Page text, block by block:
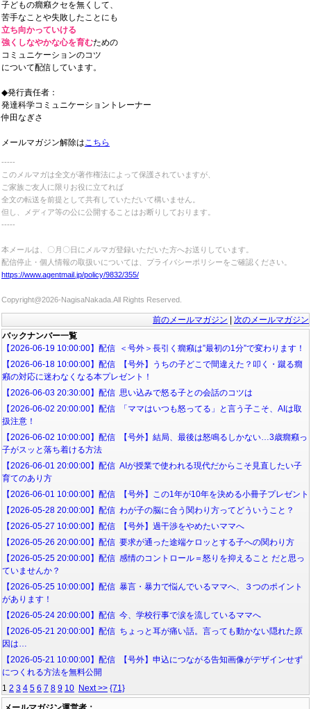
子どもの癇癪クセを無くして、
苦手なことや失敗したことにも
立ち向かっていける
強くしなやかな心を育むための
コミュニケーションのコツ
について配信しています。
◆発行責任者：
発達科学コミュニケーショントレーナー
仲田なぎさ
メールマガジン解除はこちら
‐‐‐‐‐
このメルマガは全文が著作権法によって保護されていますが、
ご家族ご友人に限りお役に立てれば
全文の転送を前提として共有していただいて構いません。
但し、メディア等の公に公開することはお断りしております。
‐‐‐‐‐
本メールは、〇月〇日にメルマガ登録いただいた方へお送りしています。
配信停止・個人情報の取扱いについては、プライバシーポリシーをご確認ください。
https://www.agentmail.jp/policy/9832/355/
Copyright@2026-NagisaNakada.All Rights Reserved.
前のメールマガジン
次のメールマガジン
バックナンバー一覧
【2026-06-19 10:00:00】配信 ＜号外＞長引く癇癪は”最初の1分”で変わります！
【2026-06-18 10:00:00】配信 【号外】うちの子どこで間違えた？叩く・蹴る癇
癪の対応に迷わなくなる本プレゼント！
【2026-06-03 20:30:00】配信 思い込みで怒る子との会話のコツは
【2026-06-02 20:00:00】配信 「ママはいつも怒ってる」と言う子こそ、AIは取
扱注意！
【2026-06-02 10:00:00】配信 【号外】結局、最後は怒鳴るしかない…3歳癇癪っ
子がスッと落ち着ける方法
【2026-06-01 20:00:00】配信 AIが授業で使われる現代だからこそ見直したい子
育てのあり方
【2026-06-01 10:00:00】配信 【号外】この1年が10年を決める小冊子プレゼント
【2026-05-28 20:00:00】配信 わが子の脳に合う関わり方ってどういうこと？
【2026-05-27 10:00:00】配信 【号外】過干渉をやめたいママへ
【2026-05-26 20:00:00】配信 要求が通った途端ケロッとする子への関わり方
【2026-05-25 20:00:00】配信 感情のコントロール＝怒りを抑えること だと思っ
ていませんか？
【2026-05-25 10:00:00】配信 暴言・暴力で悩んでいるママへ、３つのポイント
があります！
【2026-05-24 20:00:00】配信 今、学校行事で涙を流しているママへ
【2026-05-21 20:00:00】配信 ちょっと耳が痛い話。言っても動かない隠れた原
因は…
【2026-05-21 10:00:00】配信 【号外】申込につながる告知画像がデザインせず
につくれる方法を無料公開
1 2 3 4 5 6 7 8 9 10 Next >> {71}